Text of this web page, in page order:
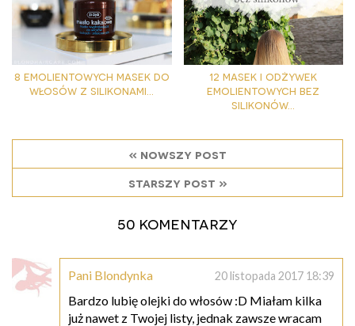
8 emolientowych masek do
włosów z silikonami...
12 masek i odżywek
emolientowych bez
silikonów...
« nowszy post
starszy post »
50 komentarzy
Pani Blondynka 20 listopada 2017 18:39
Bardzo lubię olejki do włosów :D Miałam kilka
już nawet z Twojej listy, jednak zawsze wracam